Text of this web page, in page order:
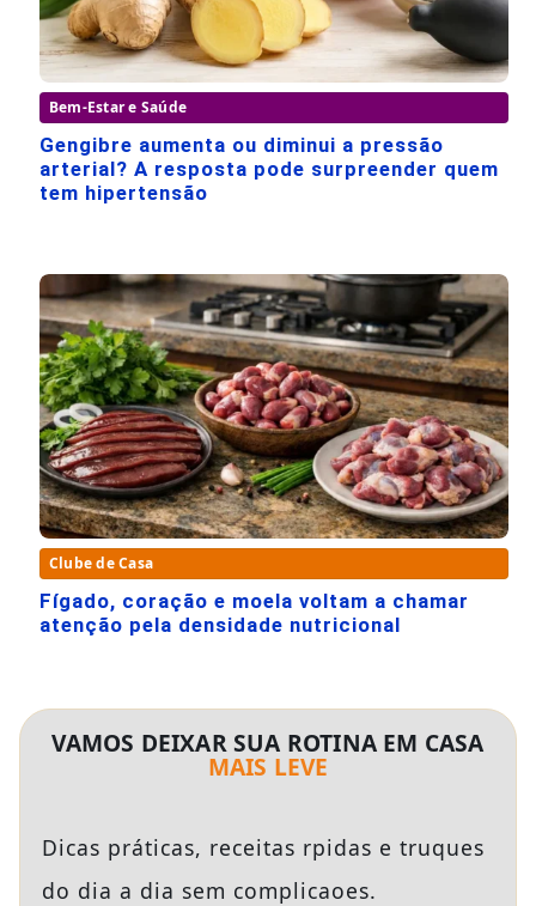
Bem-Estar e Saúde
Gengibre aumenta ou diminui a pressão
arterial? A resposta pode surpreender quem
tem hipertensão
Clube de Casa
Fígado, coração e moela voltam a chamar
atenção pela densidade nutricional
VAMOS DEIXAR SUA ROTINA EM CASA
MAIS LEVE
Dicas práticas, receitas rpidas e truques
do dia a dia sem complicaoes.